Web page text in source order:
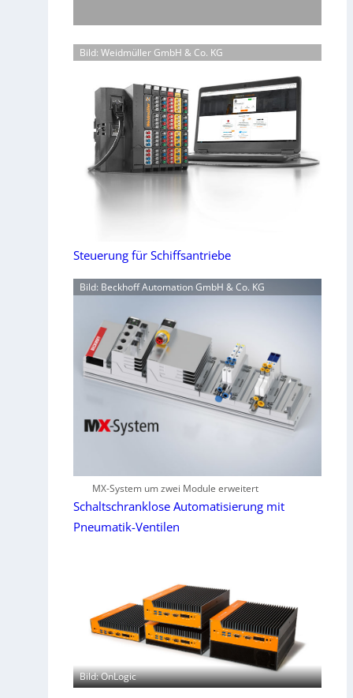
Bild: Weidmüller GmbH & Co. KG
Steuerung für Schiffsantriebe
Bild: Beckhoff Automation GmbH & Co. KG
MX-System um zwei Module erweitert
Schaltschranklose Automatisierung mit
Pneumatik-Ventilen
Bild: OnLogic